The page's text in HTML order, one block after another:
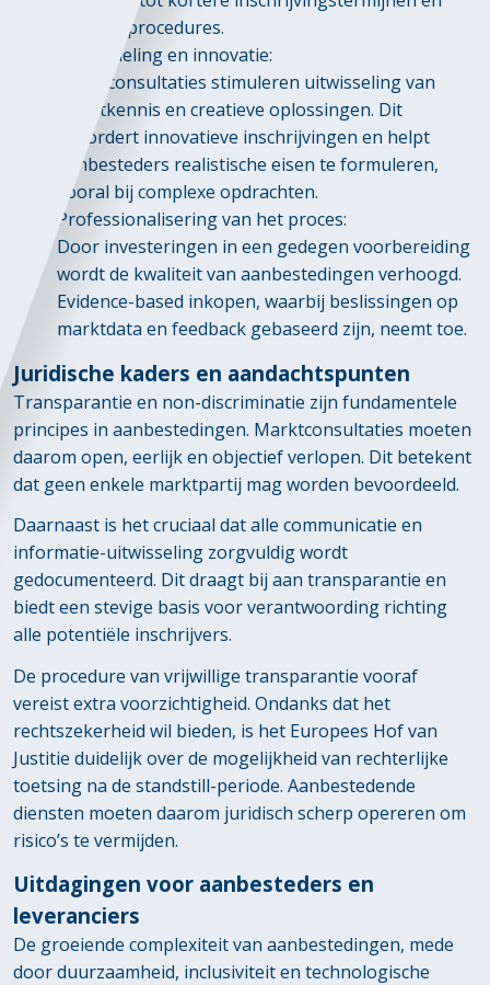
snellere procedures.
Kennisdeling en innovatie:
Marktconsultaties stimuleren uitwisseling van
marktkennis en creatieve oplossingen. Dit
bevordert innovatieve inschrijvingen en helpt
aanbesteders realistische eisen te formuleren,
vooral bij complexe opdrachten.
Professionalisering van het proces:
Door investeringen in een gedegen voorbereiding
wordt de kwaliteit van aanbestedingen verhoogd.
Evidence-based inkopen, waarbij beslissingen op
marktdata en feedback gebaseerd zijn, neemt toe.
Juridische kaders en aandachtspunten
Transparantie en non-discriminatie zijn fundamentele
principes in aanbestedingen. Marktconsultaties moeten
daarom open, eerlijk en objectief verlopen. Dit betekent
dat geen enkele marktpartij mag worden bevoordeeld.
Daarnaast is het cruciaal dat alle communicatie en
informatie-uitwisseling zorgvuldig wordt
gedocumenteerd. Dit draagt bij aan transparantie en
biedt een stevige basis voor verantwoording richting
alle potentiële inschrijvers.
De procedure van vrijwillige transparantie vooraf
vereist extra voorzichtigheid. Ondanks dat het
rechtszekerheid wil bieden, is het Europees Hof van
Justitie duidelijk over de mogelijkheid van rechterlijke
toetsing na de standstill-periode. Aanbestedende
diensten moeten daarom juridisch scherp opereren om
risico’s te vermijden.
Uitdagingen voor aanbesteders en
leveranciers
De groeiende complexiteit van aanbestedingen, mede
door duurzaamheid, inclusiviteit en technologische